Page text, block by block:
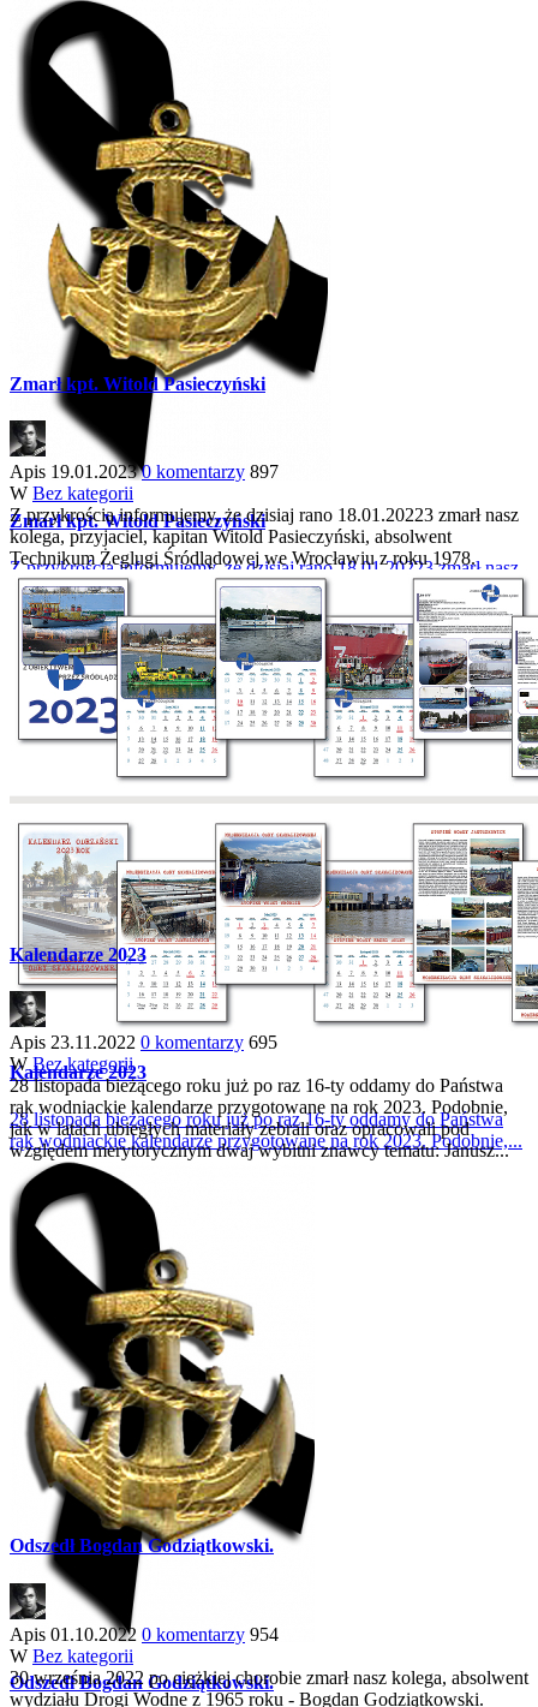
Zmarł kpt. Witold Pasieczyński
Z przykrością informujemy, że dzisiaj rano 18.01.20223 zmarł nasz
kolega, przyjaciel, kapitan Witold Pasieczyński, absolwent...
Zmarł kpt. Witold Pasieczyński
Apis 19.01.20230 komentarzy 897
W Bez kategorii
Z przykrością informujemy, że dzisiaj rano 18.01.20223 zmarł nasz
kolega, przyjaciel, kapitan Witold Pasieczyński, absolwent
Technikum Żeglugi Śródlądowej we Wrocławiu z roku 1978.
Kalendarze 2023
28 listopada bieżącego roku już po raz 16-ty oddamy do Państwa
rąk wodniackie kalendarze przygotowane na rok 2023. Podobnie,...
Kalendarze 2023
Apis 23.11.2022 0 komentarzy 695
W Bez kategorii
28 listopada bieżącego roku już po raz 16-ty oddamy do Państwa
rąk wodniackie kalendarze przygotowane na rok 2023. Podobnie,
jak w latach ubiegłych materiały zebrali oraz opracowali pod
względem merytorycznym dwaj wybitni znawcy tematu: Janusz...
Odszedł Bogdan Godziątkowski.
Odszedł Bogdan Godziątkowski.
Apis 01.10.2022 0 komentarzy 954
W Bez kategorii
30 września 2022 po ciężkiej chorobie zmarł nasz kolega, absolwent
wydziału Drogi Wodne z 1965 roku - Bogdan Godziątkowski.